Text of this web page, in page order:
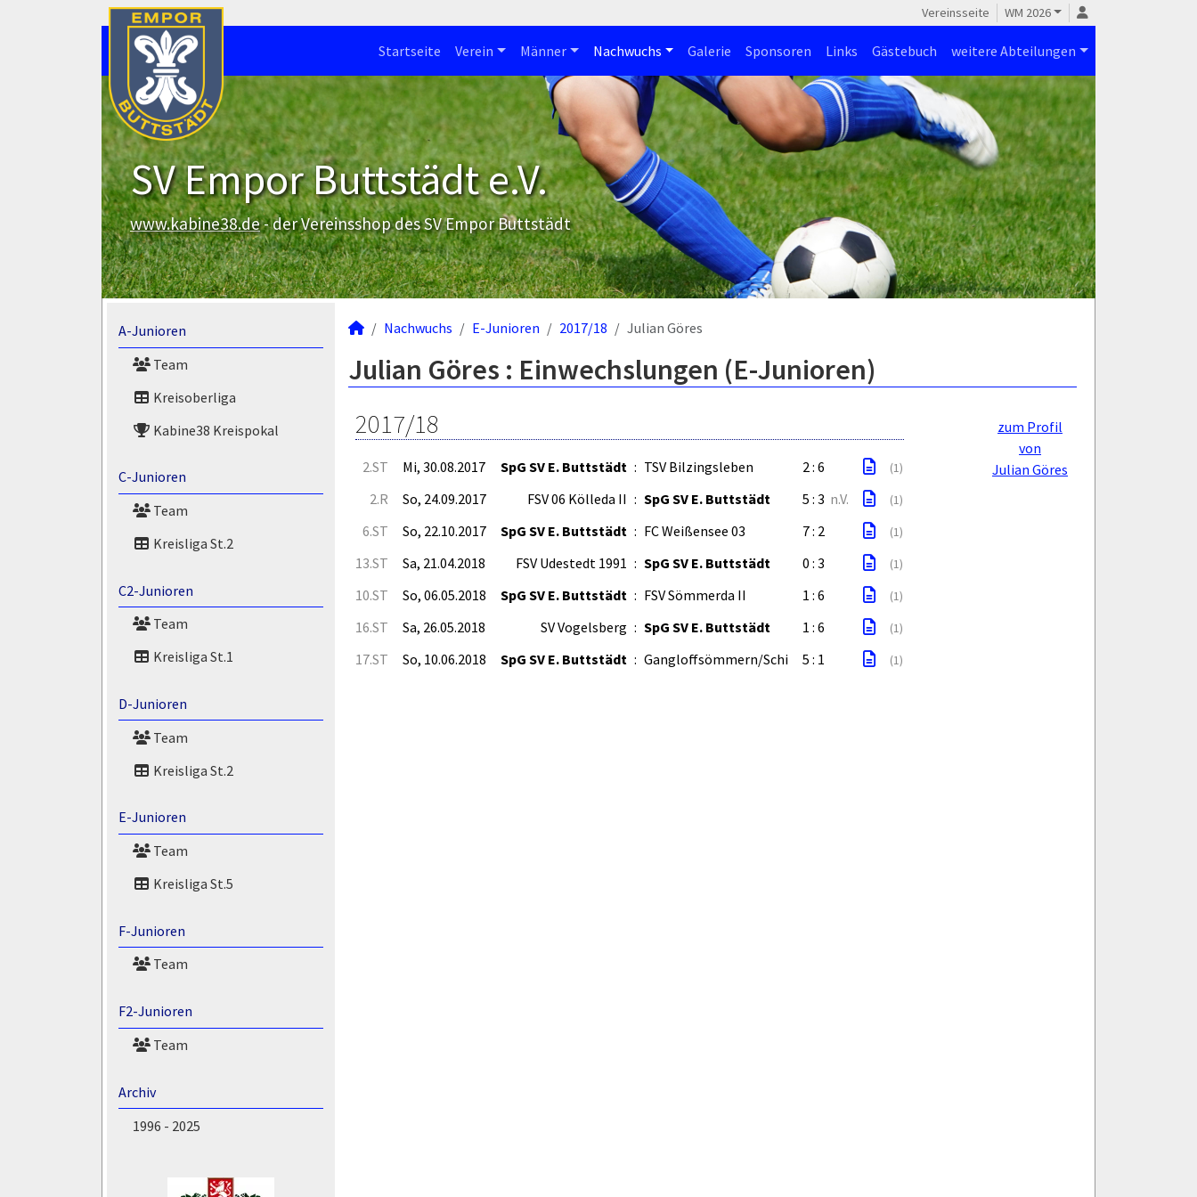
Vereinsseite WM 2026
Startseite Verein Männer Nachwuchs Galerie Sponsoren Links Gästebuch weitere Abteilungen
SV Empor Buttstädt e.V.
www.kabine38.de- der Vereinsshop des SV Empor Buttstädt
A-Junioren
Team
Kreisoberliga
Kabine38 Kreispokal
C-Junioren
Team
Kreisliga St.2
C2-Junioren
Team
Kreisliga St.1
D-Junioren
Team
Kreisliga St.2
E-Junioren
Team
Kreisliga St.5
F-Junioren
Team
F2-Junioren
Team
Archiv
1996 - 2025
Nachwuchs E-Junioren 2017/18 Julian Göres
Julian Göres : Einwechslungen (E-Junioren)
zum Profil
von
Julian Göres
2017/18
2.ST Mi, 30.08.2017 SpG SV E. Buttstädt : TSV Bilzingsleben 2 : 6 (1)
2.R So, 24.09.2017 FSV 06 Kölleda II : SpG SV E. Buttstädt 5 : 3 n.V. (1)
6.ST So, 22.10.2017 SpG SV E. Buttstädt : FC Weißensee 03 7 : 2 (1)
13.ST Sa, 21.04.2018 FSV Udestedt 1991 : SpG SV E. Buttstädt 0 : 3 (1)
10.ST So, 06.05.2018 SpG SV E. Buttstädt : FSV Sömmerda II 1 : 6 (1)
16.ST Sa, 26.05.2018 SV Vogelsberg : SpG SV E. Buttstädt 1 : 6 (1)
17.ST So, 10.06.2018 SpG SV E. Buttstädt : Gangloffsömmern/Schi 5 : 1 (1)